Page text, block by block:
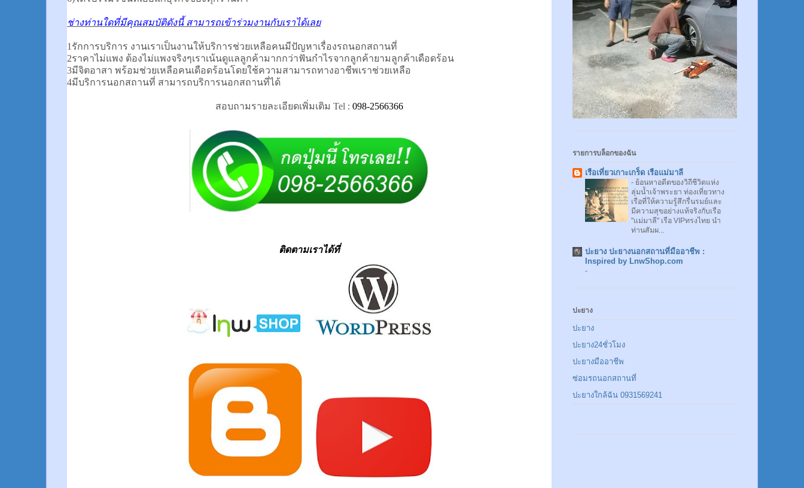
ช่างท่านใดที่มีคุณสมบัติดังนี้ สามารถเข้าร่วมงานกับเราได้เลย
1รักการบริการ งานเราเป็นงานให้บริการช่วยเหลือคนมีปัญหาเรื่องรถนอกสถานที่
2ราคาไม่แพง ต้องไม่แพงจริงๆเราเน้นดูแลลูกค้ามากกว่าฟันกำไรจากลูกค้ายามลูกค้าเดือดร้อน
3มีจิตอาสา พร้อมช่วยเหลือคนเดือดร้อนโดยใช้ความสามารถทางอาชีพเราช่วยเหลือ
4มีบริการนอกสถานที่ สามารถบริการนอกสถานที่ได้
สอบถามรายละเอียดเพิ่มเติม Tel : 098-2566366
ติดตามเราได้ที่
รายการบล็อกของฉัน
เรือเที่ยวเกาะเกร็ด เรือแม่มาลี
- ย้อนหาอดีตของวิถีชีวิตแห่ง
ลุ่มน้ำเจ้าพระยา ท่องเที่ยวทาง
เรือที่ให้ความรู้สึกรื่นรมย์และ
มีความสุขอย่างแท้จริงกับเรือ
"แม่มาลี" เรือ VIPทรงไทย นำ
ท่านสัมผ...
ปะยาง ปะยางนอกสถานที่มืออาชีพ :
Inspired by LnwShop.com
-
ปะยาง
ปะยาง
ปะยาง24ชั่วโมง
ปะยางมืออาชีพ
ซ่อมรถนอกสถานที่
ปะยางใกล้ฉัน 0931569241